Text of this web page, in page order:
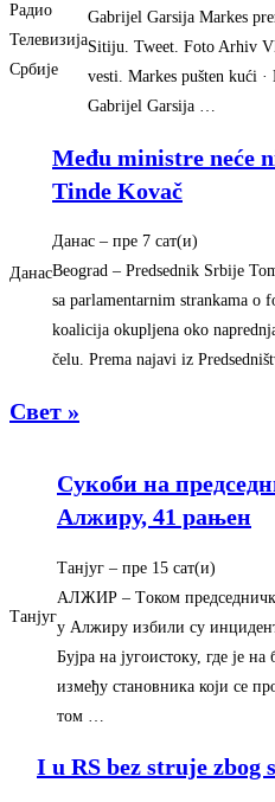
Радио
Телевизија
Србије
Gabrijel Garsija Markes
Sitiju. Tweet. Foto Arhiv
vesti. Markes pušten kući
Gabrijel Garsija …
Данас
Među ministre neće
Tinde Kovač
Данас – ‎пре 7 сат(и)‎
Beograd – Predsednik Srbije
sa parlamentarnim strankama o
koalicija okupljena oko
čelu. Prema najavi iz
Свет »
Танјуг
Сукоби на
Aлжиру, 41 рањен
Танјуг – ‎пре 15 сат(и)‎
AЛЖИР – Tоком
у Aлжиру избили су
Буjра на jугоистоку, где jе
између становника коjи се
том …
I u RS bez struje zbog